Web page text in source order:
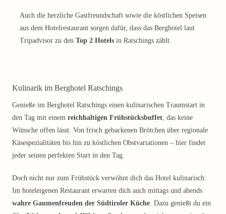
Auch die herzliche Gastfreundschaft sowie die köstlichen Speisen
aus dem Hotelrestaurant sorgen dafür, dass das Berghotel laut
Tripadvisor zu den Top 2 Hotels in Ratschings zählt.
Kulinarik im Berghotel Ratschings
Genieße im Berghotel Ratschings einen kulinarischen Traumstart in
den Tag mit einem reichhaltigen Frühstücksbuffet, das keine
Wünsche offen lässt. Von frisch gebackenen Brötchen über regionale
Käsespezialitäten bis hin zu köstlichen Obstvariationen – hier findet
jeder seinen perfekten Start in den Tag.
Doch nicht nur zum Frühstück verwöhnt dich das Hotel kulinarisch:
Im hoteleigenen Restaurant erwarten dich auch mittags und abends
wahre Gaumenfreuden der Südtiroler Küche. Dazu genießt du ein